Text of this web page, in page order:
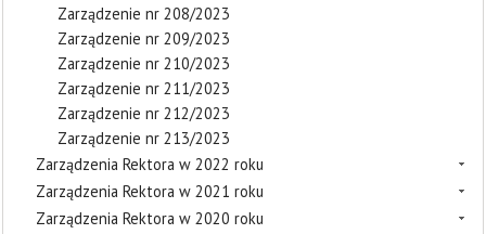
Zarządzenie nr 208/2023
Zarządzenie nr 209/2023
Zarządzenie nr 210/2023
Zarządzenie nr 211/2023
Zarządzenie nr 212/2023
Zarządzenie nr 213/2023
Zarządzenia Rektora w 2022 roku
Zarządzenia Rektora w 2021 roku
Zarządzenia Rektora w 2020 roku